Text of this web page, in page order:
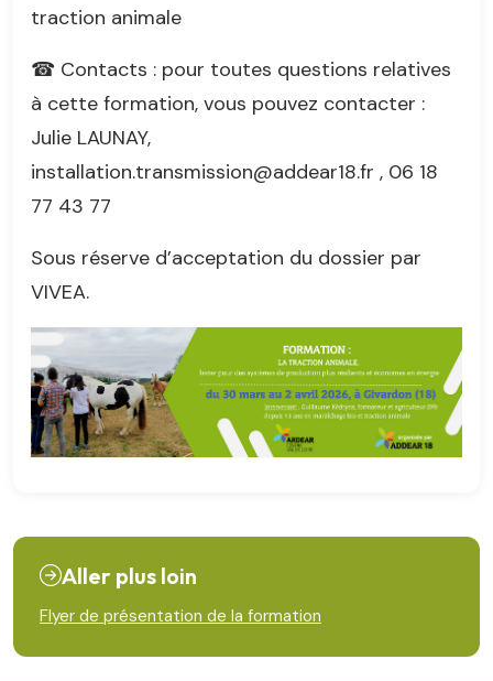
traction animale
☎ Contacts : pour toutes questions relatives
à cette formation, vous pouvez contacter :
Julie LAUNAY,
installation.transmission@addear18.fr , 06 18
77 43 77
Sous réserve d’acceptation du dossier par
VIVEA.
Aller plus loin
Flyer de présentation de la formation